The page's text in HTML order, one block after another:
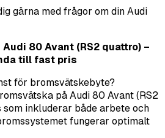
gärna med frågor om din Audi
80 Avant (RS2 quattro) –
till fast pris
för bromsvätskebyte?
på Audi 80 Avant (RS2
inkluderar både arbete och
fungerar optimalt